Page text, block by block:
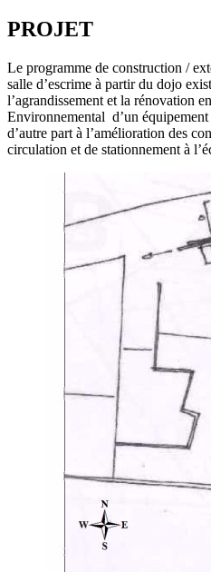
PROJET
Le programme de construction /
salle d’escrime à partir du dojo
l’agrandissement et la rénovation
Environnemental d’un
d’autre part à l’amélioration des
circulation et de stationnement à